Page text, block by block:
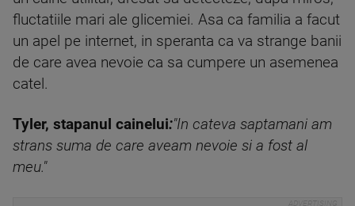
fluctatiile mari ale glicemiei. Asa ca familia a facut
un apel pe internet, in speranta ca va strange banii
de care avea nevoie ca sa cumpere un asemenea
catel.
Tyler, stapanul cainelui:"In cateva saptamani am
strans suma de care aveam nevoie si a fost al
meu."